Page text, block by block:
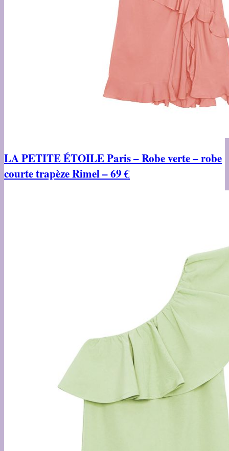
LA PETITE ÉTOILE Paris –Robe verte – robe
courte trapèze Rimel – 69 €